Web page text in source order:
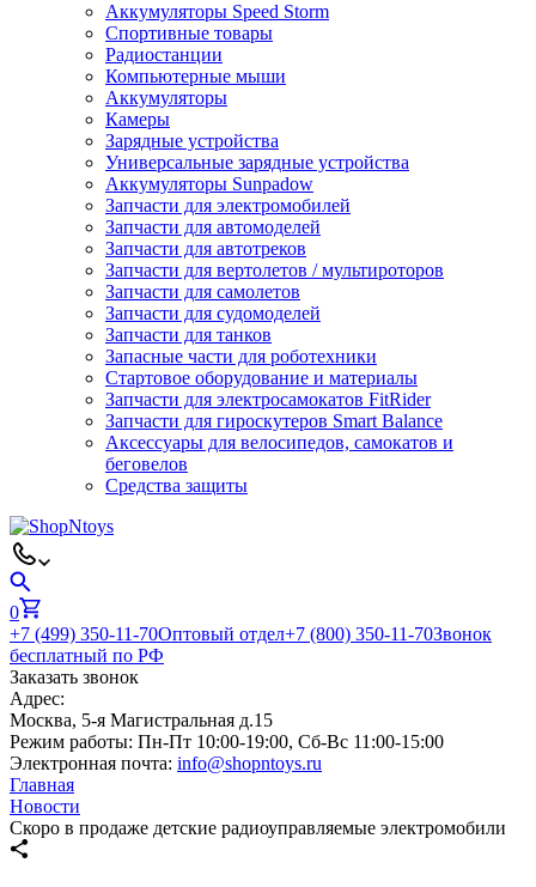
Аккумуляторы Speed Storm
Спортивные товары
Радиостанции
Компьютерные мыши
Аккумуляторы
Камеры
Зарядные устройства
Универсальные зарядные устройства
Аккумуляторы Sunpadow
Запчасти для электромобилей
Запчасти для автомоделей
Запчасти для автотреков
Запчасти для вертолетов / мультироторов
Запчасти для самолетов
Запчасти для судомоделей
Запчасти для танков
Запасные части для роботехники
Стартовое оборудование и материалы
Запчасти для электросамокатов FitRider
Запчасти для гироскутеров Smart Balance
Аксессуары для велосипедов, самокатов и
беговелов
Средства защиты
0
+7 (499) 350-11-70Оптовый отдел+7 (800) 350-11-70Звонок
бесплатный по РФ
Заказать звонок
Адрес:
Москва, 5-я Магистральная д.15
Режим работы: Пн-Пт 10:00-19:00, Сб-Вс 11:00-15:00
Электронная почта: info@shopntoys.ru
Главная
Новости
Скоро в продаже детские радиоуправляемые электромобили